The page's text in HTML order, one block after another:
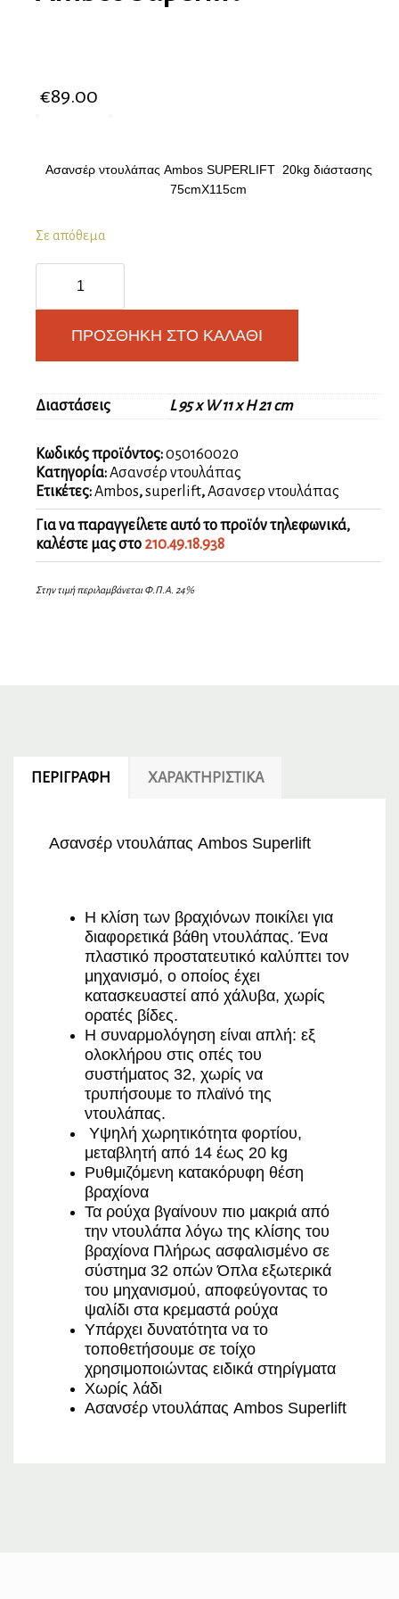
€89.00
Ασανσέρ ντουλάπας Ambos SUPERLIFT 20kg διάστασης
75cmX115cm
Σε απόθεμα
ντουλάπας
Ambos
Superlift
ποσότητα
ΠΡΟΣΘΉΚΗ ΣΤΟ ΚΑΛΆΘΙ
Διαστάσεις L 95 x W 11 x H 21 cm
Κωδικός προϊόντος:050160020
Κατηγορία:Ασανσέρ ντουλάπας
Ετικέτες:Ambos,superlift,Ασανσερ ντουλάπας
Για να παραγγείλετε αυτό το προϊόν τηλεφωνικά,
καλέστε μας στο 210.49.18.938
Στην τιμή περιλαμβάνεται Φ.Π.Α. 24%
ΠΕΡΙΓΡΑΦΉ ΧΑΡΑΚΤΗΡΙΣΤΙΚΆ
Ασανσέρ ντουλάπας Ambos Superlift
Η κλίση των βραχιόνων ποικίλει για
διαφορετικά βάθη ντουλάπας. Ένα
πλαστικό προστατευτικό καλύπτει τον
μηχανισμό, ο οποίος έχει
κατασκευαστεί από χάλυβα, χωρίς
ορατές βίδες.
Η συναρμολόγηση είναι απλή: εξ
ολοκλήρου στις οπές του
συστήματος 32, χωρίς να
τρυπήσουμε το πλαϊνό της
ντουλάπας.
Υψηλή χωρητικότητα φορτίου,
μεταβλητή από 14 έως 20 kg
Ρυθμιζόμενη κατακόρυφη θέση
βραχίονα
Τα ρούχα βγαίνουν πιο μακριά από
την ντουλάπα λόγω της κλίσης του
βραχίονα Πλήρως ασφαλισμένο σε
σύστημα 32 οπών Όπλα εξωτερικά
του μηχανισμού, αποφεύγοντας το
ψαλίδι στα κρεμαστά ρούχα
Υπάρχει δυνατότητα να το
τοποθετήσουμε σε τοίχο
χρησιμοποιώντας ειδικά στηρίγματα
Χωρίς λάδι
Ασανσέρ ντουλάπας Ambos Superlift